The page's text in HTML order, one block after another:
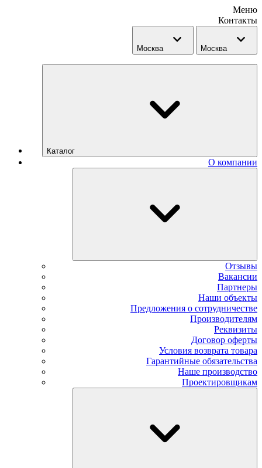
Меню
Контакты
Москва Москва
Каталог
О компании
Отзывы
Вакансии
Партнеры
Наши объекты
Предложения о сотрудничестве
Производителям
Реквизиты
Договор оферты
Условия возврата товара
Гарантийные обязательства
Наше производство
Проектировщикам